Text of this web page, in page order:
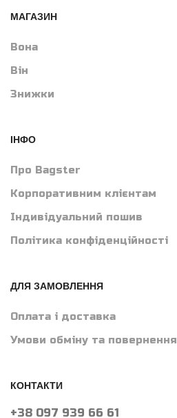
МАГАЗИН
Вона
Він
Знижки
ІНФО
Про Bagster
Корпоративним клієнтам
Індивідуальний пошив
Політика конфіденційності
ДЛЯ ЗАМОВЛЕННЯ
Оплата і доставка
Умови обміну та повернення
КОНТАКТИ
+38 097 939 66 61